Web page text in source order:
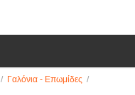
/ Γαλόνια - Επωμίδες /